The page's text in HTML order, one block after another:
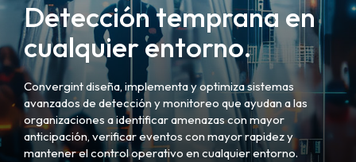
Detección temprana en
cualquier entorno.
Convergint diseña, implementa y optimiza sistemas
avanzados de detección y monitoreo que ayudan a las
organizaciones a identificar amenazas con mayor
anticipación, verificar eventos con mayor rapidez y
mantener el control operativo en cualquier entorno.